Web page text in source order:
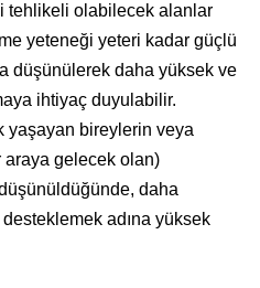
tehlikeli olabilecek alanlar
yeteneği yeteri kadar güçlü
düşünülerek daha yüksek ve
ihtiyaç duyulabilir.
yaşayan bireylerin veya
araya gelecek olan)
daha
adına yüksek